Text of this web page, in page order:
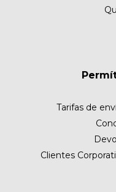
Tarifas de
Clientes